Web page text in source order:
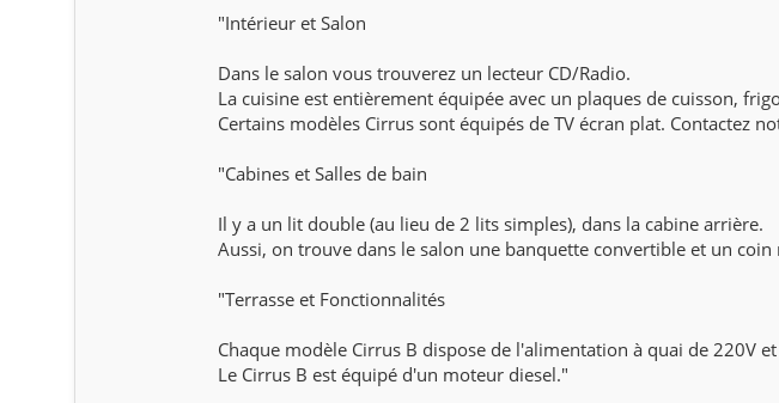
"Intérieur et Salon
Dans le salon vous trouverez un lecteur CD/Radio.
La cuisine est entièrement équipée avec un plaques de cuisson,
Certains modèles Cirrus sont équipés de TV écran plat. Contactez
"Cabines et Salles de bain
Il y a un lit double (au lieu de 2 lits simples), dans la cabine arrière.
Aussi, on trouve dans le salon une banquette convertible et un coin
"Terrasse et Fonctionnalités
Chaque modèle Cirrus B dispose de l'alimentation à quai de 220V
Le Cirrus B est équipé d'un moteur diesel."